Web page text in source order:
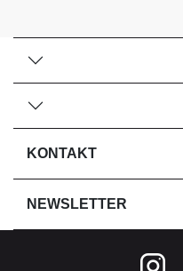
KONTAKT
NEWSLETTER